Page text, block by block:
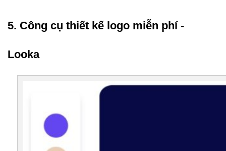
5. Công cụ thiết kế logo miễn phí -
Looka